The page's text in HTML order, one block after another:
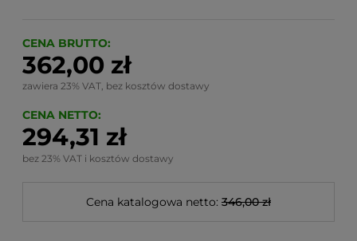
CENA BRUTTO:
362,00 zł
zawiera 23% VAT, bez kosztów dostawy
CENA NETTO:
294,31 zł
bez 23% VAT i kosztów dostawy
Cena katalogowa netto: 346,00 zł